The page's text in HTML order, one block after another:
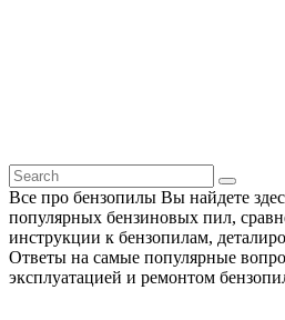
Все про бензопилы Вы найдете
популярных бензиновых пил,
инструкции к бензопилам,
Ответы на самые популярные
эксплуатацией и ремонтом